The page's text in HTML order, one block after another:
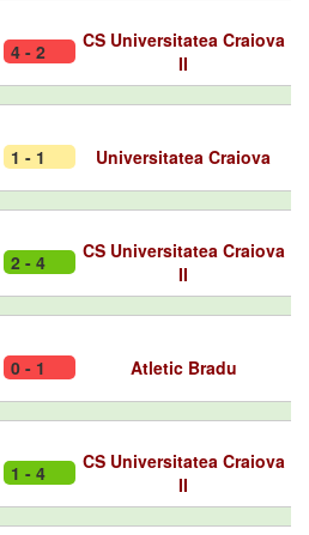
4 - 2
CS Universitatea Craiova
II
1 - 1 Universitatea Craiova
2 - 4
CS Universitatea Craiova
II
0 - 1 Atletic Bradu
1 - 4
CS Universitatea Craiova
II